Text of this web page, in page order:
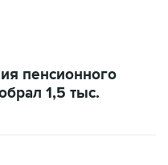
пенсионного
1,5 тыс.